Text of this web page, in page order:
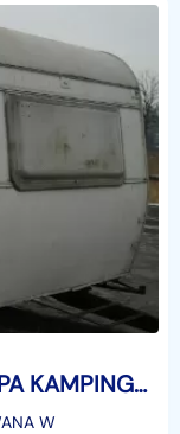
Inna przyczepa inne PRZYCZEPA KAMPINGOWA VAT 23 % SAURE SASSENBERG PRZYCZEPA KAMPINGOWA VAT 23 %
W